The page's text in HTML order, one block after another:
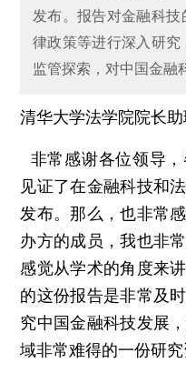
发布。报告对金融科
律政策等进行深入研
监管探索，对中国金融
清华大学法学院院长助
非常感谢各位领导
见证了在金融科技和
发布。那么，也非常
办方的成员，我也非
感觉从学术的角度来
的这份报告是非常及
究中国金融科技发展
域非常难得的一份研究